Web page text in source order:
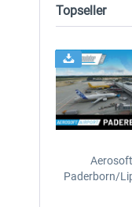
Topseller
Paderborn/